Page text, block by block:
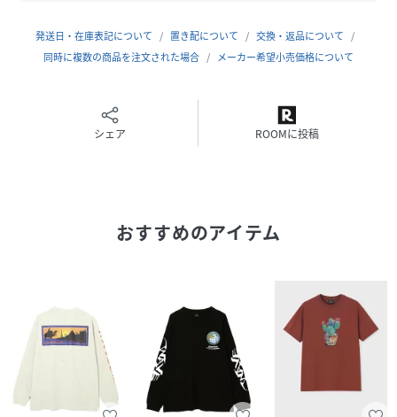
に掲げ、旧き良きアメリカのプロダクトをデザインベースに
したライフスタイルブランドは、ファッションとカルチャー
品番
NP6111_792
792-5132002-113-18 NP6111
発送日・在庫表記について 置き配について
交換・返品について
同時に複数の商品を注文された場合
メーカー希望小売価格について
シェア ROOMに投稿
おすすめのアイテム